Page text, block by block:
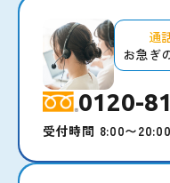
通
お急ぎ
0120-
受付時間 8:00〜20:00